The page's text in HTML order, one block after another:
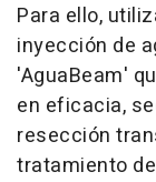
Para ello,
inyección de
'AguaBeam'
en eficacia,
resección
tratamiento